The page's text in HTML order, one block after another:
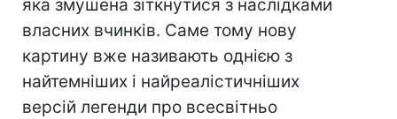
яка змушена зіткнутися з наслідками
власних вчинків. Саме тому нову
картину вже називають однією з
найтемніших і найреалістичніших
версій легенди про всесвітньо